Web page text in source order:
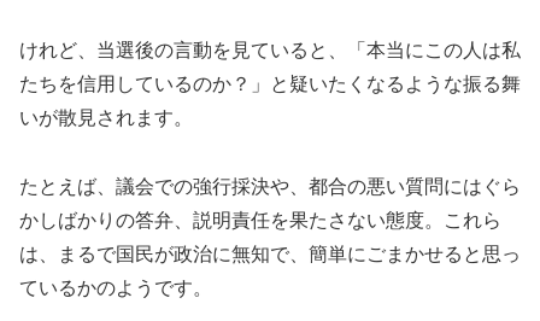
けれど、当選後の言動を見ていると、「本当にこの人は私
たちを信用しているのか？」と疑いたくなるような振る舞
いが散見されます。
たとえば、議会での強行採決や、都合の悪い質問にはぐら
かしばかりの答弁、説明責任を果たさない態度。これら
は、まるで国民が政治に無知で、簡単にごまかせると思っ
ているかのようです。